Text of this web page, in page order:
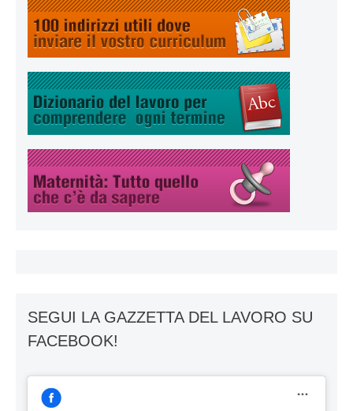
SEGUI LA GAZZETTA DEL LAVORO SU
FACEBOOK!